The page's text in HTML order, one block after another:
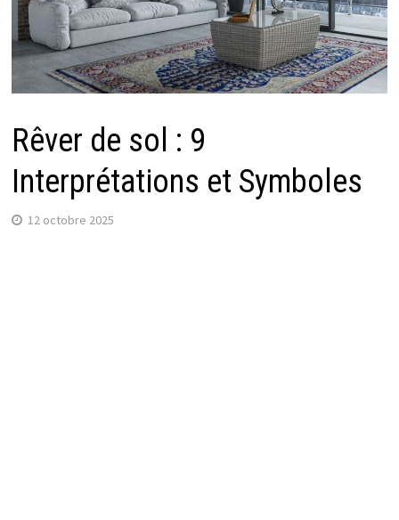
Rêver de sol : 9
Interprétations et Symboles
12 octobre 2025